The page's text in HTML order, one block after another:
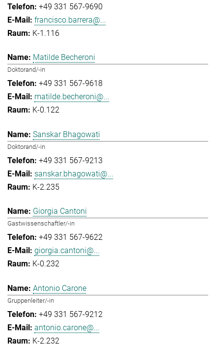
+49 331 567-9690
francisco.barrera@...
K-1.116
Matilde Becheroni
Doktorand/-in
+49 331 567-9618
matilde.becheroni@...
K-0.122
Sanskar Bhagowati
Doktorand/-in
+49 331 567-9213
sanskar.bhagowati@...
K-2.235
Giorgia Cantoni
Gastwissenschaftler/-in
+49 331 567-9622
giorgia.cantoni@...
K-0.232
Antonio Carone
Gruppenleiter/-in
+49 331 567-9212
antonio.carone@...
K-2.232